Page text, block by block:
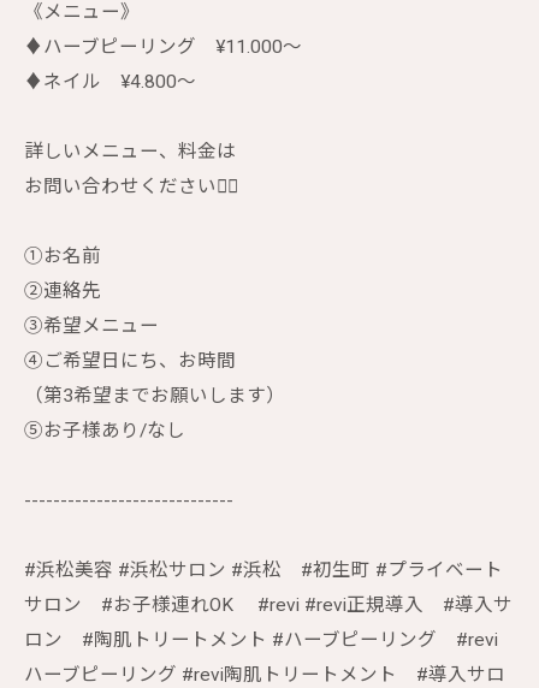
《メニュー》
♦︎ハーブピーリング ¥11.000〜
♦︎ネイル ¥4.800〜
詳しいメニュー、料金は
お問い合わせください🙇‍♀️
①お名前
②連絡先
③希望メニュー
④ご希望日にち、お時間
（第3希望までお願いします）
⑤お子様あり/なし
-----------------------------
#浜松美容 #浜松サロン #浜松 #初生町 #プライベート
サロン #お子様連れOK #revi #revi正規導入 #導入サ
ロン #陶肌トリートメント #ハーブピーリング #revi
ハーブピーリング #revi陶肌トリートメント #導入サロ